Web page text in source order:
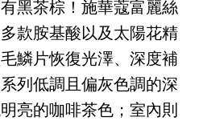
黑茶棕！施華蔻富麗絲
款胺基酸以及太陽花精
鱗片恢復光澤、深度補
列低調且偏灰色調的深
亮的咖啡茶色；室內則